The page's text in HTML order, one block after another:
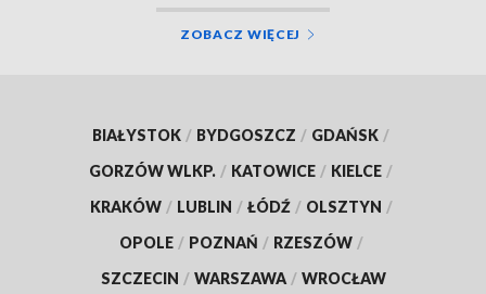
ZOBACZ WIĘCEJ
BIAŁYSTOK / BYDGOSZCZ / GDAŃSK /
GORZÓW WLKP. / KATOWICE / KIELCE /
KRAKÓW / LUBLIN / ŁÓDŹ / OLSZTYN /
OPOLE / POZNAŃ / RZESZÓW /
SZCZECIN / WARSZAWA / WROCŁAW